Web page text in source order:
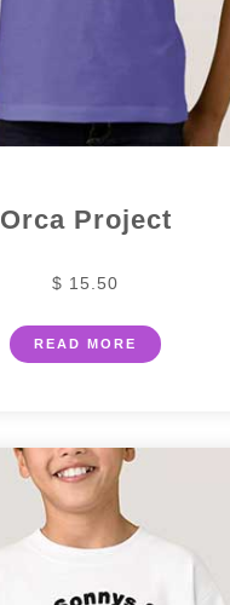
Orca Project
$ 15.50
READ MORE